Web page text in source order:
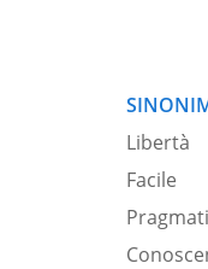
Libertà
Facile